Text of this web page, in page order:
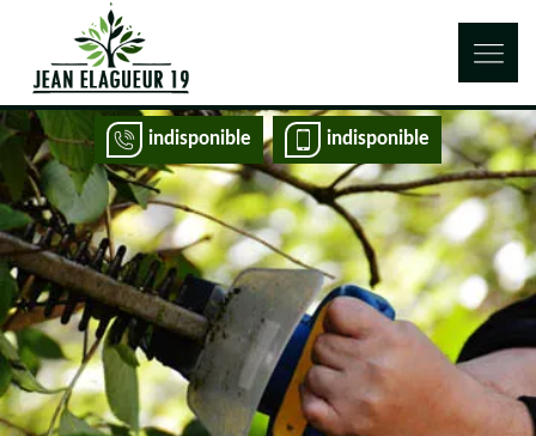
indisponible indisponible